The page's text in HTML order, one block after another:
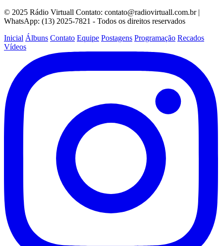
© 2025 Rádio Virtuall Contato: contato@radiovirtuall.com.br |
WhatsApp: (13) 2025-7821 - Todos os direitos reservados
Inicial Álbuns Contato Equipe Postagens Programação Recados
Vídeos